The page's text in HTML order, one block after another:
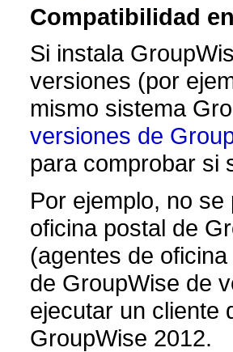
Compatibilidad
Si instala
versiones (por
mismo sistema
versiones de
para comprobar si
Por ejemplo, no
oficina postal de
(agentes de
de GroupWise de
ejecutar un cliente
GroupWise 2012.